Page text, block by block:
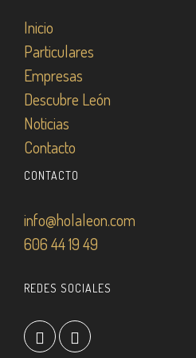
Inicio
Particulares
Empresas
Descubre León
Noticias
Contacto
CONTACTO
info@holaleon.com
606 44 19 49
REDES SOCIALES